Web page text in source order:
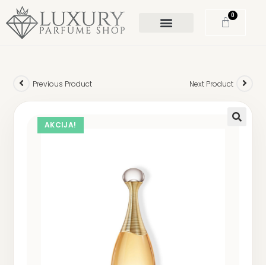
0
AKCIJA!
Previous Product Next Product